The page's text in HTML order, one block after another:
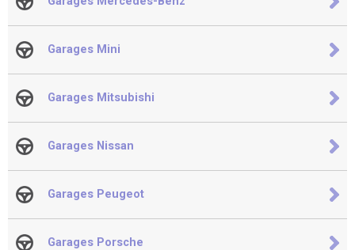
Garages Mini
Garages Mitsubishi
Garages Nissan
Garages Peugeot
Garages Porsche